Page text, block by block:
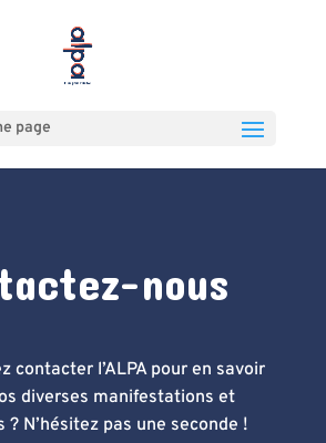
page
nous
contacter l’ALPA pour en savoir
diverses manifestations et
? N’hésitez pas une seconde !